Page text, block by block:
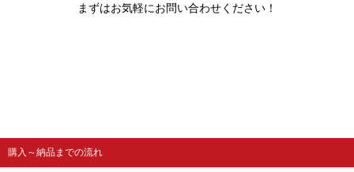
まずはお気軽にお問い合わせください！
購入～納品までの流れ